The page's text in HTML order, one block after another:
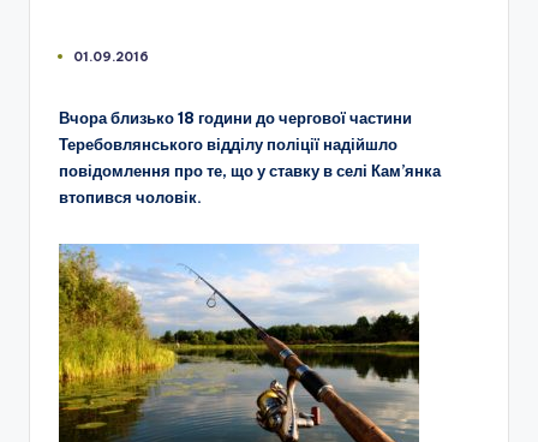
01.09.2016
Вчора близько 18 години до чергової частини
Теребовлянського відділу поліції надійшло
повідомлення про те, що у ставку в селі Кам’янка
втопився чоловік.